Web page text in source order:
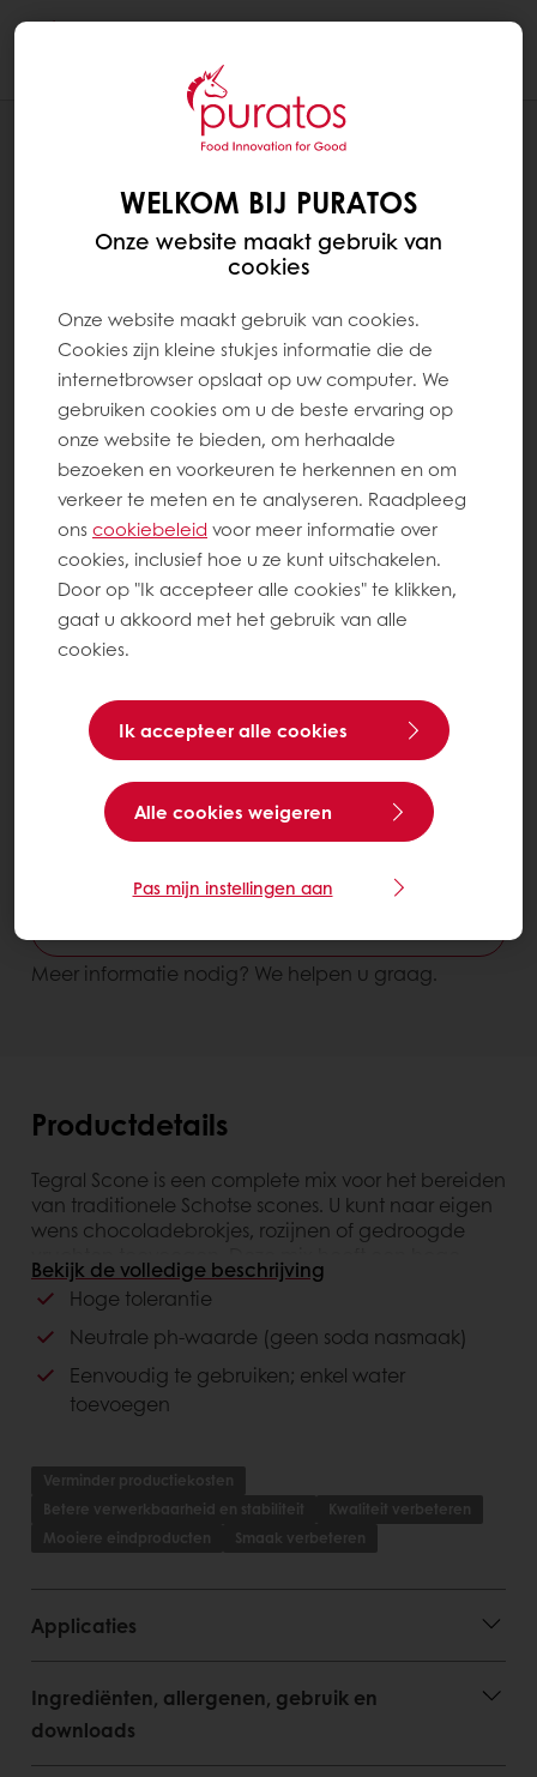
Verminder productiekosten
Betere verwerkbaarheid en stabiliteit
Tegral Scone
Zak 15 kg
Meer informatie nodig? We helpen u graag.
Productdetails
Tegral Scone is een complete mix voor het bereiden
van traditionele Schotse scones. U kunt naar eigen
wens chocoladebrokjes, rozijnen of gedroogde
tolerantie en een neutrale pH-waarde, wat
betekent dat er geen soda nasmaak is. De dosering
is eenvoudig: u hoeft alleen water toe te voegen.
Bekijk de volledige beschrijving
Hoge tolerantie
Neutrale ph-waarde (geen soda nasmaak)
Eenvoudig te gebruiken; enkel water
toevoegen
Verminder productiekosten
Betere verwerkbaarheid en stabiliteit
Kwaliteit verbeteren
Mooiere eindproducten
Smaak verbeteren
Applicaties
Ingrediënten, allergenen, gebruik en
downloads
WELKOM BIJ PURATOS
Onze website maakt gebruik van
cookies
Onze website maakt gebruik van cookies.
Cookies zijn kleine stukjes informatie die de
internetbrowser opslaat op uw computer. We
gebruiken cookies om u de beste ervaring op
onze website te bieden, om herhaalde
bezoeken en voorkeuren te herkennen en om
verkeer te meten en te analyseren. Raadpleeg
onscookiebeleid voor meer informatie over
cookies, inclusief hoe u ze kunt uitschakelen.
Door op "Ik accepteer alle cookies" te klikken,
gaat u akkoord met het gebruik van alle
cookies.
Ik accepteer alle cookies
Alle cookies weigeren
Pas mijn instellingen aan